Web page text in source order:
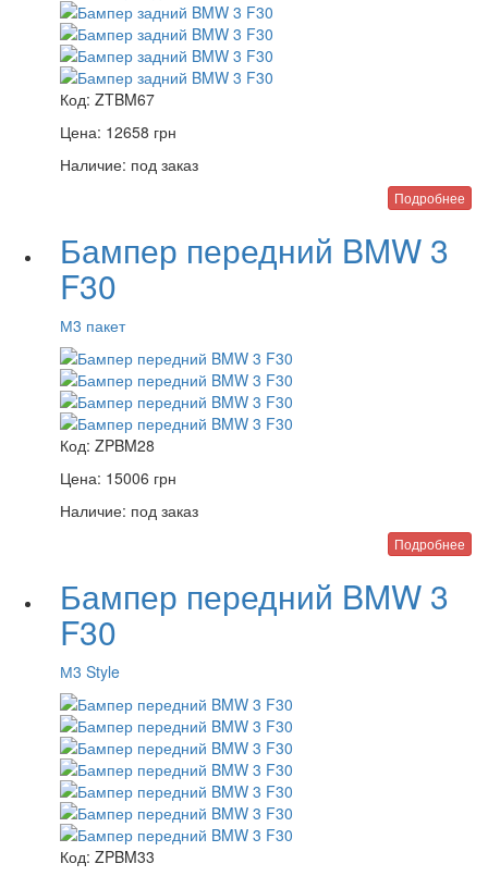
Код: ZTBM67
Цена: 12658 грн
Наличие: под заказ
Подробнее
Бампер передний BMW 3
F30
М3 пакет
Код: ZPBM28
Цена: 15006 грн
Наличие: под заказ
Подробнее
Бампер передний BMW 3
F30
М3 Style
Код: ZPBM33